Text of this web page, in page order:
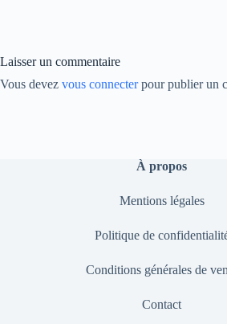
Laisser un commentaire
Vous devez vous connecterpour publier un
À propos
Mentions légales
Politique de
Conditions générales de
Contact